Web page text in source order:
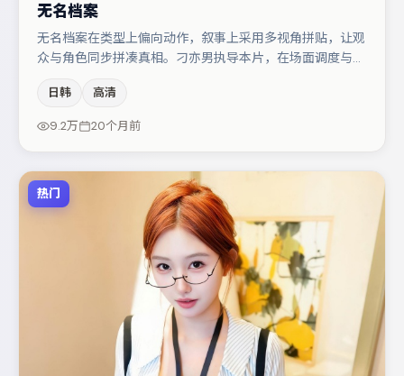
无名档案
无名档案在类型上偏向动作，叙事上采用多视角拼贴，让观
众与角色同步拼凑真相。刁亦男执导本片，在场面调度与表
汐的对手戏构成全片情感锚点，朱一龙则以细节塑造推动谜
题层层揭开。若你偏爱强类型与清晰主线，这部作品值得关
日韩 高清
9.2万 20个月前
热门